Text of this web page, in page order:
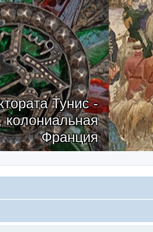
Тунис -
колониальная
Франция